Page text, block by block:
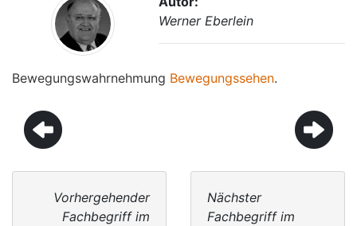
Werner Eberlein
Bewegungswahrnehmung Bewegungssehen.
Vorhergehender
Fachbegriff im
Nächster
Fachbegriff im